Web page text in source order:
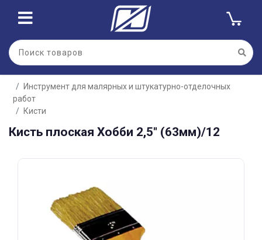
Инструмент для малярных и штукатурно-отделочных
работ
Кисти
Кисть плоская Хобби 2,5" (63мм)/12
Для клиентов всех банков
Разбейте
оплату
без переплат